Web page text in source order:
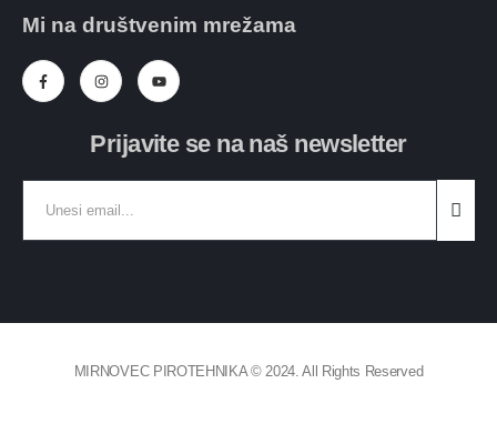
Mi na društvenim mrežama
Prijavite se na naš newsletter
MIRNOVEC PIROTEHNIKA © 2024. All Rights Reserved